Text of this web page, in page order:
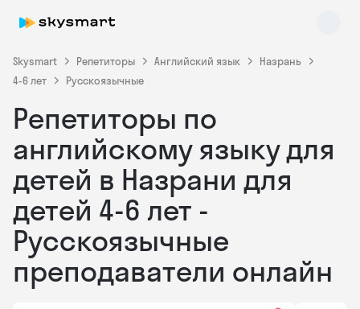
Skysmart Репетиторы Английский язык
Назрань
4-6 лет
Русскоязычные
Репетиторы по
английскому языку для
детей в Назрани для
детей 4-6 лет -
Русскоязычные
преподаватели онлайн
Skysmart Chat